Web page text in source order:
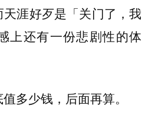
天涯好歹是「关门了，我
上还有一份悲剧性的体
多少钱，后面再算。